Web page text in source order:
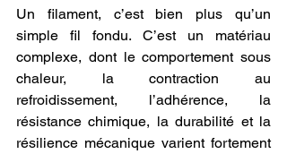
Un filament, c’est bien plus qu’un
simple fil fondu. C’est un matériau
complexe, dont le comportement sous
chaleur, la contraction au
refroidissement, l’adhérence, la
résistance chimique, la durabilité et la
résilience mécanique varient fortement